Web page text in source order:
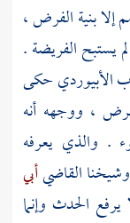
إلا بنية الفرض ،
لم يستبح الفريضة .
الأبيورديحكى
، ووجهه أنه
. والذي يعرفه
وشيخنا القاضيأبي
الحدث وإنما